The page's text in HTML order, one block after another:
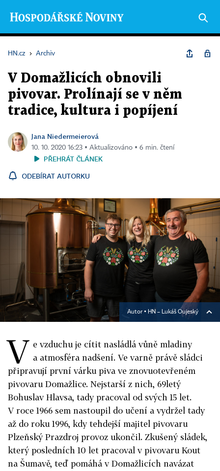
HN.cz › Archiv
V Domažlicích obnovili
pivovar. Prolínají se v něm
tradice, kultura i popíjení
Jana Niedermeierová
10. 10. 2020 16:23 ▪ Aktualizováno ▪ 6 min. čtení
PŘEHRÁT ČLÁNEK
ODEBÍRAT AUTORKU
Autor ▪ HN – Lukáš Oujeský
V e vzduchu je cítit nasládlá vůně mladiny
a atmosféra nadšení. Ve varně právě sládci
připravují první várku piva ve znovuotevřeném
pivovaru Domažlice. Nejstarší z nich, 69letý
Bohuslav Hlavsa, tady pracoval od svých 15 let.
V roce 1966 sem nastoupil do učení a vydržel tady
až do roku 1996, kdy tehdejší majitel pivovaru
Plzeňský Prazdroj provoz ukončil. Zkušený sládek,
který posledních 10 let pracoval v pivovaru Kout
na Šumavě, teď pomáhá v Domažlicích navázat